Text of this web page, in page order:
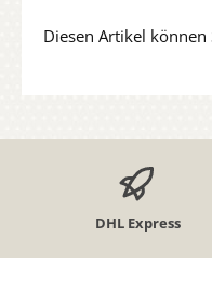
Diesen Artikel
DHL Express